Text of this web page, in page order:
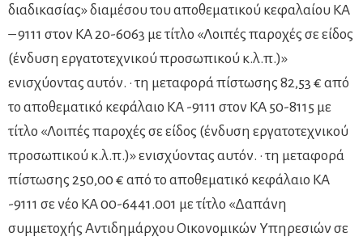
διαδικασίας» διαμέσου του αποθεματικού κεφαλαίου ΚΑ
– 9111 στον ΚΑ 20-6063 με τίτλο «Λοιπές παροχές σε είδος
(ένδυση εργατοτεχνικού προσωπικού κ.λ.π.)»
ενισχύοντας αυτόν. · τη μεταφορά πίστωσης 82,53 € από
το αποθεματικό κεφάλαιο ΚΑ -9111 στον ΚΑ 50-8115 με
τίτλο «Λοιπές παροχές σε είδος (ένδυση εργατοτεχνικού
προσωπικού κ.λ.π.)» ενισχύοντας αυτόν. · τη μεταφορά
πίστωσης 250,00 € από το αποθεματικό κεφάλαιο ΚΑ
-9111 σε νέο ΚΑ 00-6441.001 με τίτλο «Δαπάνη
συμμετοχής Αντιδημάρχου Οικονομικών Υπηρεσιών σε